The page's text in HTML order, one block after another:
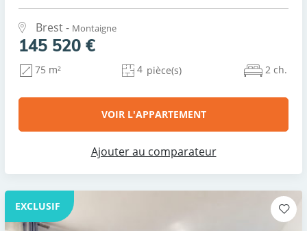
Brest - Montaigne
145 520 €
75 m² 4 pièce(s) 2 ch.
VOIR L'APPARTEMENT
Ajouter au comparateur
EXCLUSIF